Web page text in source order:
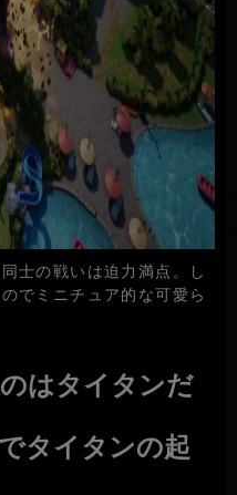
士の戦いは迫力満点。し
でミニチュア的な可愛ら
はタイタンだ
タイタンの起